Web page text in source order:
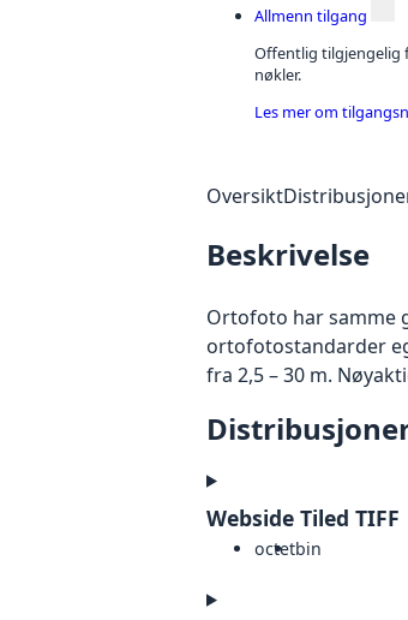
Allmenn tilgang
Offentlig tilgjengelig
nøkler.
Les mer om
Oversikt
Beskrivelse
Ortofoto har samme
ortofotostandarder
fra 2,5 – 30 m.
Webside Tiled TIFF
octetbin